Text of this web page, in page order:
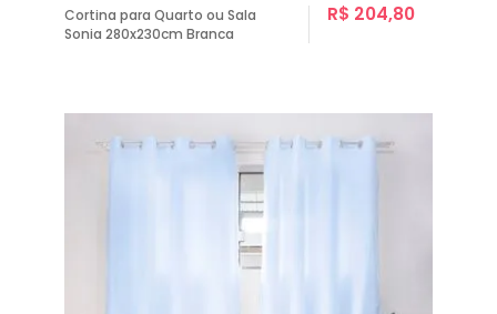
Cortina para Quarto ou Sala
Sonia 280x230cm Branca
R$ 204,80